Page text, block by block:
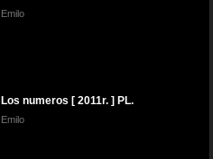
Emilo
Los numeros [ 2011r. ] PL.
Emilo